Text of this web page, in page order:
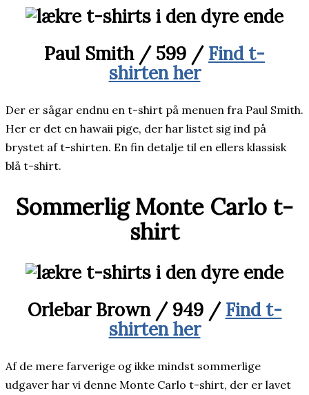
Paul Smith / 599 / Find t-
shirten her
Der er sågar endnu en t-shirt på menuen fra Paul Smith.
Her er det en hawaii pige, der har listet sig ind på
brystet af t-shirten. En fin detalje til en ellers klassisk
blå t-shirt.
Sommerlig Monte Carlo t-
shirt
Orlebar Brown / 949 / Find t-
shirten her
Af de mere farverige og ikke mindst sommerlige
udgaver har vi denne Monte Carlo t-shirt, der er lavet